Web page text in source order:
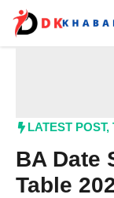
content
LATEST POST,
BA Date
Table